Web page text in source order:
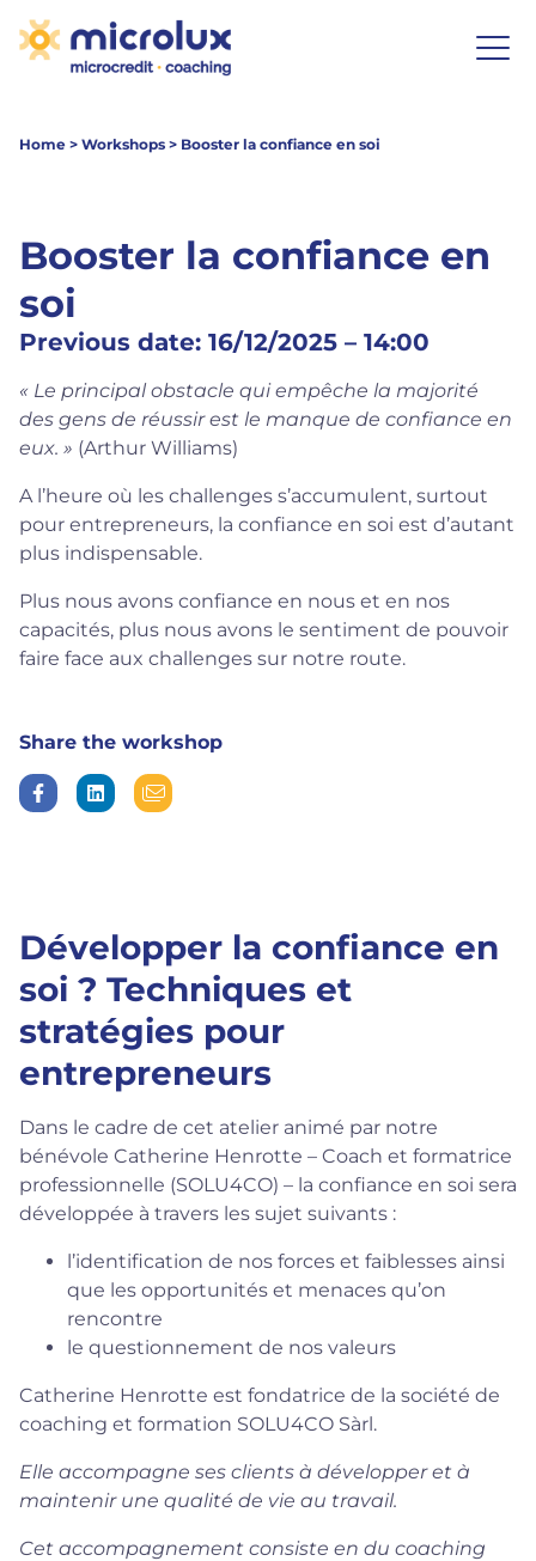
Home > Workshops > Booster la confiance en soi
Booster la confiance en
soi
Previous date: 16/12/2025 – 14:00
« Le principal obstacle qui empêche la majorité
des gens de réussir est le manque de confiance en
eux. » (Arthur Williams)
A l’heure où les challenges s’accumulent, surtout
pour entrepreneurs, la confiance en soi est d’autant
plus indispensable.
Plus nous avons confiance en nous et en nos
capacités, plus nous avons le sentiment de pouvoir
faire face aux challenges sur notre route.
Share the workshop
Développer la confiance en
soi ? Techniques et
stratégies pour
entrepreneurs
Dans le cadre de cet atelier animé par notre
bénévole Catherine Henrotte – Coach et formatrice
professionnelle (SOLU4CO) – la confiance en soi sera
développée à travers les sujet suivants :
l’identification de nos forces et faiblesses ainsi
que les opportunités et menaces qu’on
rencontre
le questionnement de nos valeurs
Catherine Henrotte est fondatrice de la société de
coaching et formation SOLU4CO Sàrl.
Elle accompagne ses clients à développer et à
maintenir une qualité de vie au travail.
Cet accompagnement consiste en du coaching